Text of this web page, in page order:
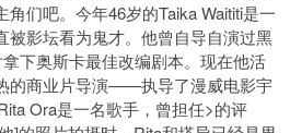
们吧。今年46岁的Taika Waititi是一
被影坛看为鬼才。他曾自导自演过黑
下奥斯卡最佳改编剧本。现在他活
的商业片导演——执导了漫威电影宇
Ora是一名歌手，曾担任>的评